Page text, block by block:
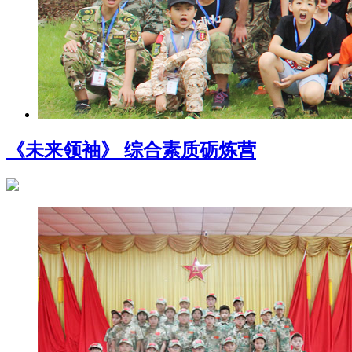
《未来领袖》 综合素质砺炼营